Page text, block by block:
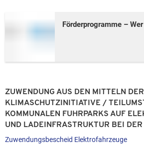
Förderprogramme –
ZUWENDUNG AUS DEN MITTELN
KLIMASCHUTZINITIATIVE /
KOMMUNALEN FUHRPARKS AUF
UND LADEINFRASTRUKTUR BEI
Zuwendungsbescheid Elektrofahrzeuge